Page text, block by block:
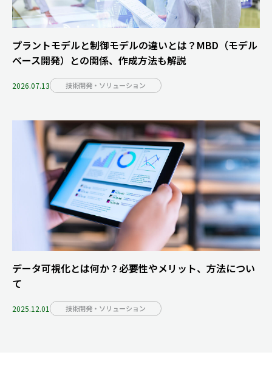
プラントモデルと制御モデルの違いとは？MBD（モデル
ベース開発）との関係、作成方法も解説
2026.07.13 技術開発・ソリューション
データ可視化とは何か？必要性やメリット、方法につい
て
2025.12.01 技術開発・ソリューション